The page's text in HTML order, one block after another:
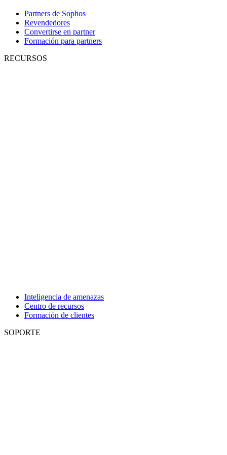
Partners de Sophos
Revendedores
Convertirse en partner
Formación para partners
RECURSOS
Inteligencia de amenazas
Centro de recursos
Formación de clientes
SOPORTE